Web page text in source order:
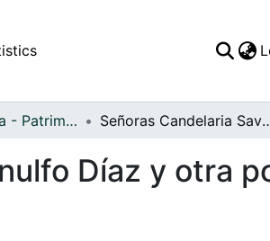
APFFVC - Moda - Patrimonial Señoras Candelaria Savogal,
Díaz y otra